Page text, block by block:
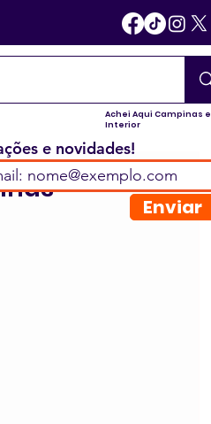
Achei Aqui Campinas e
Interior
e novidades!
Enviar